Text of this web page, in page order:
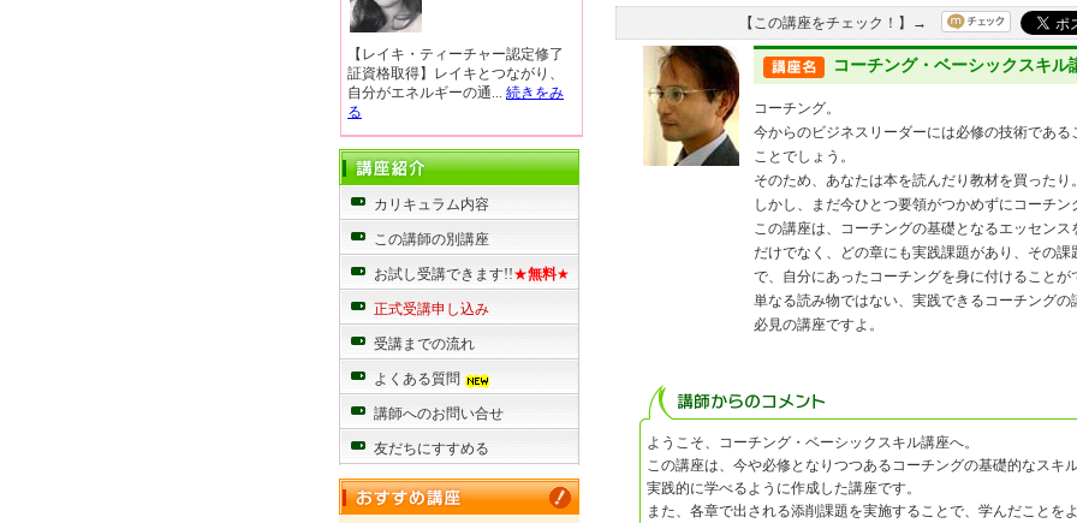
【レイキ・ティーチャー認定修了
証資格取得】レイキとつながり、
自分がエネルギーの通... 続きをみ
る
カリキュラム内容
この講師の別講座
お試し受講できます!!★無料★
正式受講申し込み
受講までの流れ
よくある質問
講師へのお問い合せ
友だちにすすめる
【この講座をチェック！】→
コーチング・ベーシックスキル
コーチング。
今からのビジネスリーダーには必修の技術であ
ことでしょう。
そのため、あなたは本を読んだり教材を買ったり
しかし、まだ今ひとつ要領がつかめずにコーチ
この講座は、コーチングの基礎となるエッセン
だけでなく、どの章にも実践課題があり、その
で、自分にあったコーチングを身に付けることが
単なる読み物ではない、実践できるコーチング
必見の講座ですよ。
ようこそ、コーチング・ベーシックスキル講座へ。
この講座は、今や必修となりつつあるコーチングの基礎的なスキ
実践的に学べるように作成した講座です。
また、各章で出される添削課題を実施することで、学んだことを